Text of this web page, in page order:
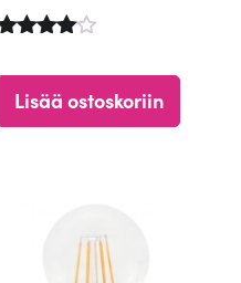
4.90
5
Lisää ostoskoriin